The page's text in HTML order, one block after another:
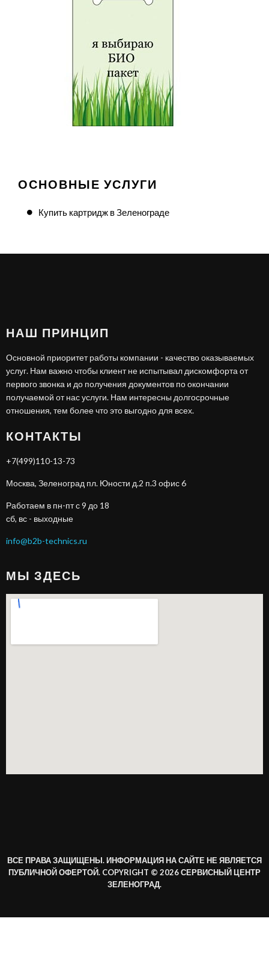
ОСНОВНЫЕ УСЛУГИ
Купить картридж в Зеленограде
НАШ ПРИНЦИП
Основной приоритет работы компании - качество оказываемых
услуг. Нам важно чтобы клиент не испытывал дискомфорта от
первого звонка и до получения документов по окончании
получаемой от нас услуги. Нам интересны долгосрочные
отношения, тем более что это выгодно для всех.
КОНТАКТЫ
+7(499)110-13-73
Москва, Зеленоград пл. Юности д.2 п.3 офис 6
Работаем в пн-пт с 9 до 18
сб, вс - выходные
info@b2b-technics.ru
МЫ ЗДЕСЬ
ВСЕ ПРАВА ЗАЩИЩЕНЫ. ИНФОРМАЦИЯ НА САЙТЕ НЕ ЯВЛЯЕТСЯ
ПУБЛИЧНОЙ ОФЕРТОЙ. COPYRIGHT © 2026 СЕРВИСНЫЙ ЦЕНТР
ЗЕЛЕНОГРАД.